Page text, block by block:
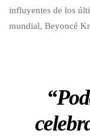
influyentes de los
mundial, Beyoncé